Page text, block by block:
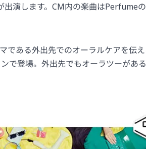
出演します。CM内の楽曲はPerfume
である外出先でのオーラルケアを伝
で登場。外出先でもオーラツーがあ